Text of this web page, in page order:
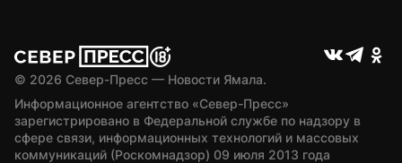
© 2026 Север-Пресс — Новости Ямала.
Информационное агентство «Север-Пресс»
зарегистрировано в Федеральной службе по надзору в
сфере связи, информационных технологий и массовых
коммуникаций (Роскомнадзор) 09 июля 2013 года